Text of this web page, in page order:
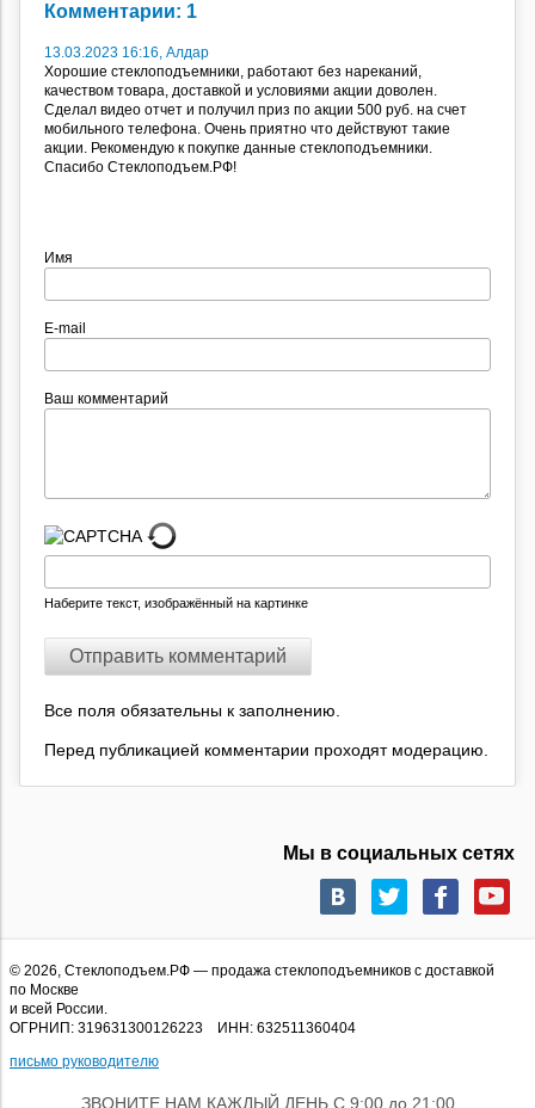
Комментарии: 1
13.03.2023 16:16, Алдар
Хорошие стеклоподъемники, работают без нареканий,
качеством товара, доставкой и условиями акции доволен.
Сделал видео отчет и получил приз по акции 500 руб. на счет
мобильного телефона. Очень приятно что действуют такие
акции. Рекомендую к покупке данные стеклоподъемники.
Спасибо Стеклоподъем.РФ!
Имя
E-mail
Ваш комментарий
Наберите текст, изображённый на картинке
Все поля обязательны к заполнению.
Перед публикацией комментарии проходят модерацию.
Мы в социальных сетях
© 2026, Стеклоподъем.РФ — продажа стеклоподъемников с доставкой
по Москве
и всей России.
ОГРНИП: 319631300126223 ИНН: 632511360404
письмо руководителю
ЗВОНИТЕ НАМ КАЖДЫЙ ДЕНЬ С 9:00 до 21:00